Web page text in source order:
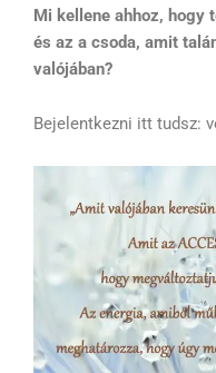
Mi kellene ahhoz, hogy
és az a csoda, amit
valójában?
Bejelentkezni itt tudsz: